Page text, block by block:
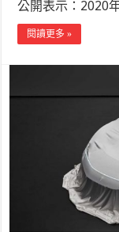
公開表示：2020
閱讀更多 »